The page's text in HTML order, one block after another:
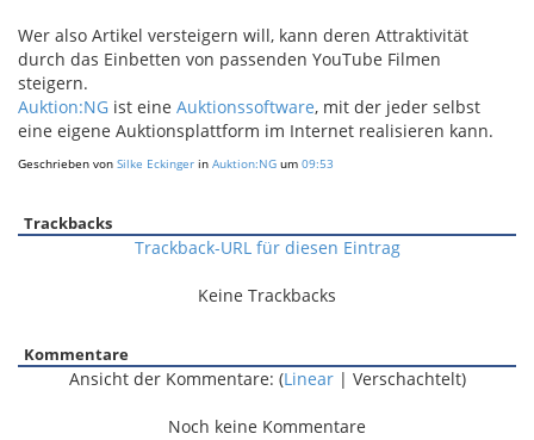
Wer also Artikel versteigern will, kann deren Attraktivität
durch das Einbetten von passenden YouTube Filmen
steigern.
Auktion:NG ist eine Auktionssoftware, mit der jeder selbst
eine eigene Auktionsplattform im Internet realisieren kann.
Geschrieben von Silke Eckinger in Auktion:NG um 09:53
Trackbacks
Trackback-URL für diesen Eintrag
Keine Trackbacks
Kommentare
Ansicht der Kommentare: (Linear| Verschachtelt)
Noch keine Kommentare